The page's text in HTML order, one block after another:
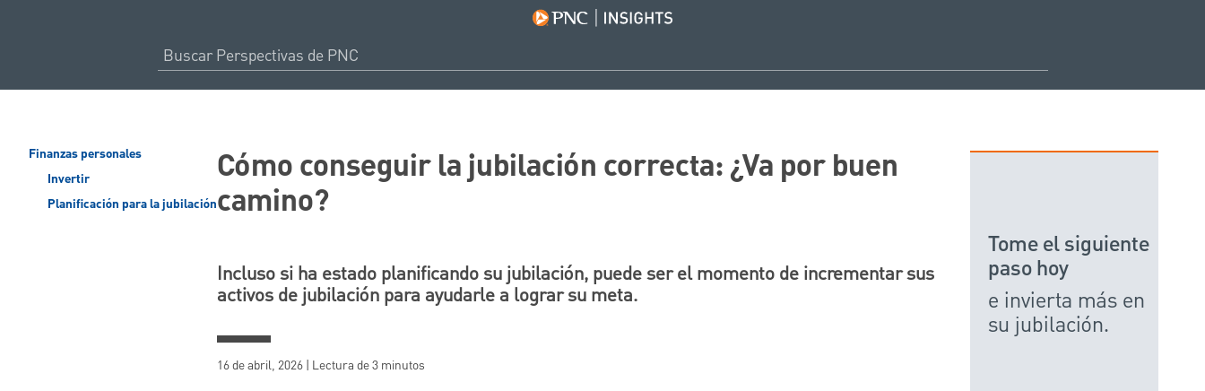
Finanzas personales
Invertir
Planificación para la jubilación
Cómo conseguir la jubilación correcta: ¿Va por buen
camino?
Incluso si ha estado planificando su jubilación, puede ser el momento de incrementar sus
activos de jubilación para ayudarle a lograr su meta.
16 de abril, 2026 | Lectura de 3 minutos
Tome el siguiente
paso hoy
e invierta más en
su jubilación.